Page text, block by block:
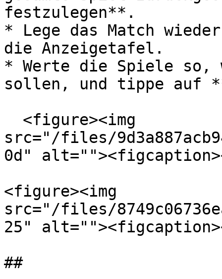
festzulegen**.
* Lege das Match
die Anzeigetafel.
* Werte die Spiele so,
sollen, und tippe auf
src="/files/
0d"
<figure><img
src="/files/
25"